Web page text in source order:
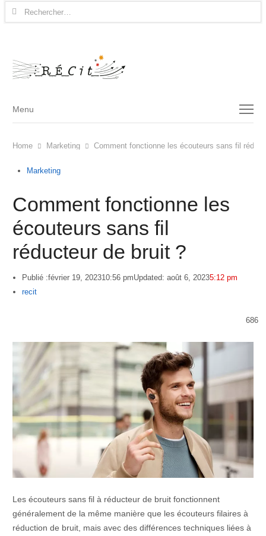
Rechercher :
Menu
Menu
Home Marketing Comment fonctionne les écouteurs sans fil
Marketing
Comment fonctionne les
écouteurs sans fil
réducteur de bruit ?
Publié :février 19, 202310:56 pmUpdated: août 6, 20235:12 pm
Author
recit
686
Les écouteurs sans fil à réducteur de bruit fonctionnent
généralement de la même manière que les écouteurs filaires à
réduction de bruit, mais avec des différences techniques liées à